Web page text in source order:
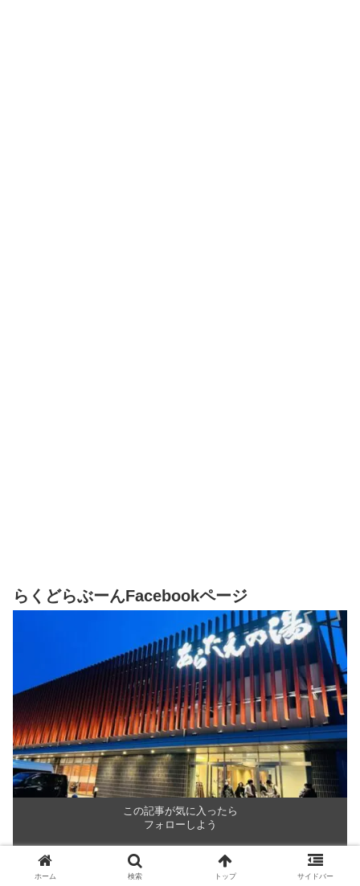
らくどらぶーんFacebookページ
この記事が気に入ったら
フォローしよう
ホーム 検索 トップ サイドバー